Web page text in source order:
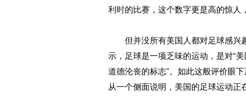
利时的比赛，这个数字更是高的惊人
但并没所有美国人都对足球感兴趣
示，足球是一项乏味的运动，是对“
道德沦丧的标志”。如此这般评价眼
从一个侧面说明，美国的足球运动正